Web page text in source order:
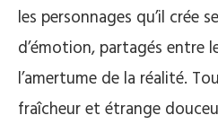
les personnages qu’il crée
d’émotion, partagés entre
l’amertume de la réalité.
fraîcheur et étrange